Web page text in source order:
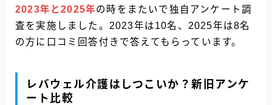
2023年と2025年の時をまたいで独自アンケート調
査を実施しました。2023年は10名、2025年は8名
の方に口コミ回答付きで答えてもらっています。
レバウェル介護はしつこいか？新旧アンケ
ート比較